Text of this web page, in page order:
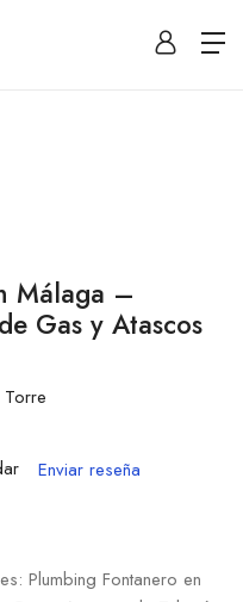
Málaga –
Gas y Atascos
Enviar reseña
Plumbing Fontanero en